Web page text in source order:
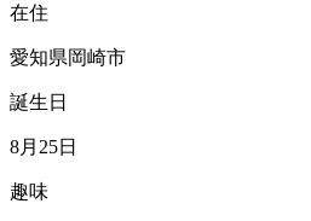
在住
愛知県岡崎市
誕生日
8月25日
趣味